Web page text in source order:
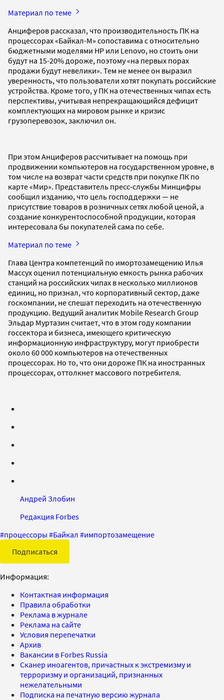
Материал по теме
Анциферов рассказал, что производительность ПК на
процессорах «Байкал-М» сопоставима с относительно
бюджетными моделями HP или Lenovo, но стоить они
будут на 15-20% дороже, поэтому «на первых порах
продажи будут невелики». Тем не менее он выразил
уверенность, что пользователи хотят покупать российские
устройства. Кроме того, у ПК на отечественных чипах есть
перспективы, учитывая непрекращающийся дефицит
комплектующих на мировом рынке и кризис
грузоперевозок, заключил он.
При этом Анциферов рассчитывает на помощь при
продвижении компьютеров на государственном уровне, в
том числе на возврат части средств при покупке ПК по
карте «Мир». Представитель пресс-службы Минцифры
сообщил изданию, что цель господдержки — не
присутствие товаров в розничных сетях любой ценой, а
создание конкурентоспособной продукции, которая
интересовала бы покупателей сама по себе.
Материал по теме
Глава Центра компетенций по имортозамещению Илья
Массух оценил потенциальную емкость рынка рабочих
станций на российских чипах в несколько миллионов
единиц, но признал, что корпоративный сектор, даже
госкомпании, не спешат переходить на отечественную
продукцию. Ведущий аналитик Mobile Research Group
Эльдар Муртазин считает, что в этом году компании
госсектора и бизнеса, имеющего критическую
информационную инфраструктуру, могут приобрести
около 60 000 компьютеров на отечественных
процессорах. Но то, что они дороже ПК на иностранных
процессорах, оттолкнет массового потребителя.
Андрей Злобин
Редакция Forbes
#процессоры #Байкал #импортозамещение
Подписаться
Информация:
Контактная информация
Правила обработки
Реклама в журнале
Реклама на сайте
Условия перепечатки
Архив
Вакансии в Forbes Russia
Сканер иноагентов, причастных к экстремизму и
терроризму и организаций, признанных
нежелательными
Подписка на печатную версию журнала